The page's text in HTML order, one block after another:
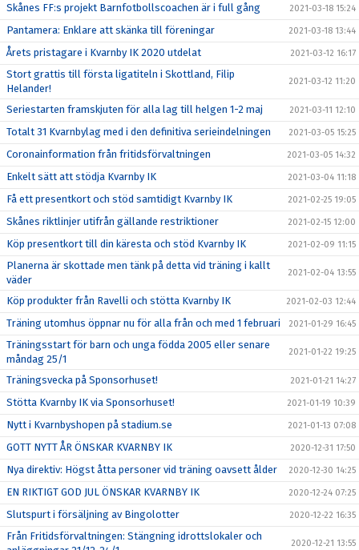
Skånes FF:s projekt Barnfotbollscoachen är i full gång 2021-03-18 15:24
Pantamera: Enklare att skänka till föreningar 2021-03-18 13:44
Årets pristagare i Kvarnby IK 2020 utdelat 2021-03-12 16:17
Stort grattis till första ligatiteln i Skottland, Filip
Helander!
2021-03-12 11:20
Seriestarten framskjuten för alla lag till helgen 1-2 maj 2021-03-11 12:10
Totalt 31 Kvarnbylag med i den definitiva serieindelningen 2021-03-05 15:25
Coronainformation från fritidsförvaltningen 2021-03-05 14:32
Enkelt sätt att stödja Kvarnby IK 2021-03-04 11:18
Få ett presentkort och stöd samtidigt Kvarnby IK 2021-02-25 19:05
Skånes riktlinjer utifrån gällande restriktioner 2021-02-15 12:00
Köp presentkort till din käresta och stöd Kvarnby IK 2021-02-09 11:15
Planerna är skottade men tänk på detta vid träning i kallt
väder
2021-02-04 13:55
Köp produkter från Ravelli och stötta Kvarnby IK 2021-02-03 12:44
Träning utomhus öppnar nu för alla från och med 1 februari 2021-01-29 16:45
Träningsstart för barn och unga födda 2005 eller senare
måndag 25/1
2021-01-22 19:25
Träningsvecka på Sponsorhuset! 2021-01-21 14:27
Stötta Kvarnby IK via Sponsorhuset! 2021-01-19 10:39
Nytt i Kvarnbyshopen på stadium.se 2021-01-13 07:08
GOTT NYTT ÅR ÖNSKAR KVARNBY IK 2020-12-31 17:50
Nya direktiv: Högst åtta personer vid träning oavsett ålder 2020-12-30 14:25
EN RIKTIGT GOD JUL ÖNSKAR KVARNBY IK 2020-12-24 07:25
Slutspurt i försäljning av Bingolotter 2020-12-22 16:35
Från Fritidsförvaltningen: Stängning idrottslokaler och
2020-12-21 13:55